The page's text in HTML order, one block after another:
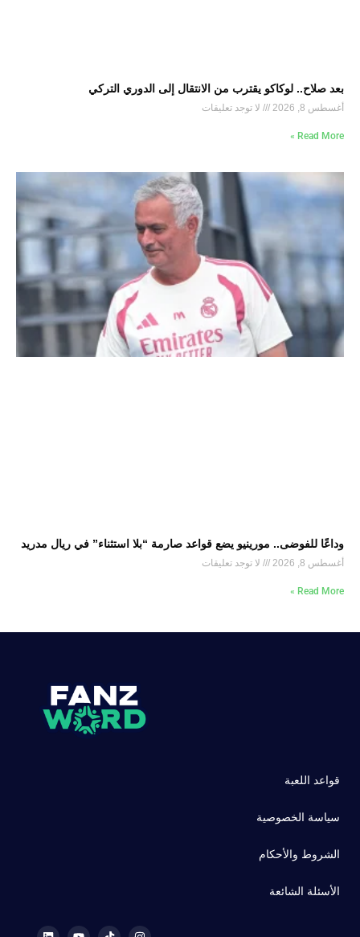
بعد صلاح.. لوكاكو يقترب من الانتقال إلى الدوري التركي
أغسطس 8, 2026 لا توجد تعليقات
Read More »
وداعًا للفوضى.. مورينيو يضع قواعد صارمة “بلا استثناء” في ريال مدريد
أغسطس 8, 2026 لا توجد تعليقات
Read More »
قواعد اللعبة
سياسة الخصوصية
الشروط والأحكام
الأسئلة الشائعة